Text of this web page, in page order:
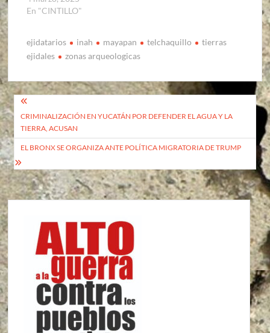
En "CINTILLO"
ejidatarios inah mayapan telchaquillo
tierras
ejidales
zonas arqueologicas
Navegación
de
entradas
CRIMINALIZACIÓN EN YUCATÁN POR DEFENDER EL AGUA Y LA
TIERRA, ACUSAN
EL BRONX SE ORGANIZA ANTE POLÍTICA MIGRATORIA DE TRUMP